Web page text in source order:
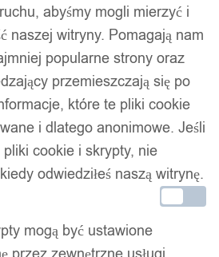
abyśmy mogli mierzyć i
naszej witryny. Pomagają nam
popularne strony oraz
przemieszczają się po
które te pliki cookie
i dlatego anonimowe. Jeśli
cookie i skrypty, nie
odwiedziłeś naszą witrynę.
mogą być ustawione